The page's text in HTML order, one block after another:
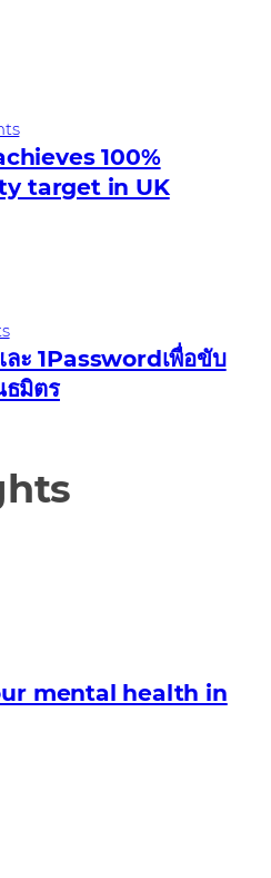
100%
target in UK
ะ 1Passwordเพื่อขับ
ธมิตร
mental health in